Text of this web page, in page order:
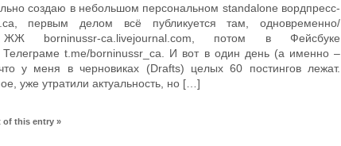
создаю в небольшом персональном standalone вордпресс-
первым делом всё публикуется там, одновременно/
borninussr-ca.livejournal.com, потом в Фейсбуке
Телеграме t.me/borninussr_ca. И вот в один день (а именно –
у меня в черновиках (Drafts) целых 60 постингов лежат.
уже утратили актуальность, но […]
of this entry »